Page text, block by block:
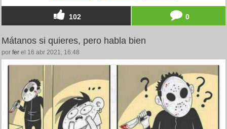
102 0
Mátanos si quieres, pero habla bien
por fer el 16 abr 2021, 16:48